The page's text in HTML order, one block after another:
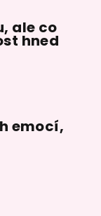
ale co
hned
emocí,